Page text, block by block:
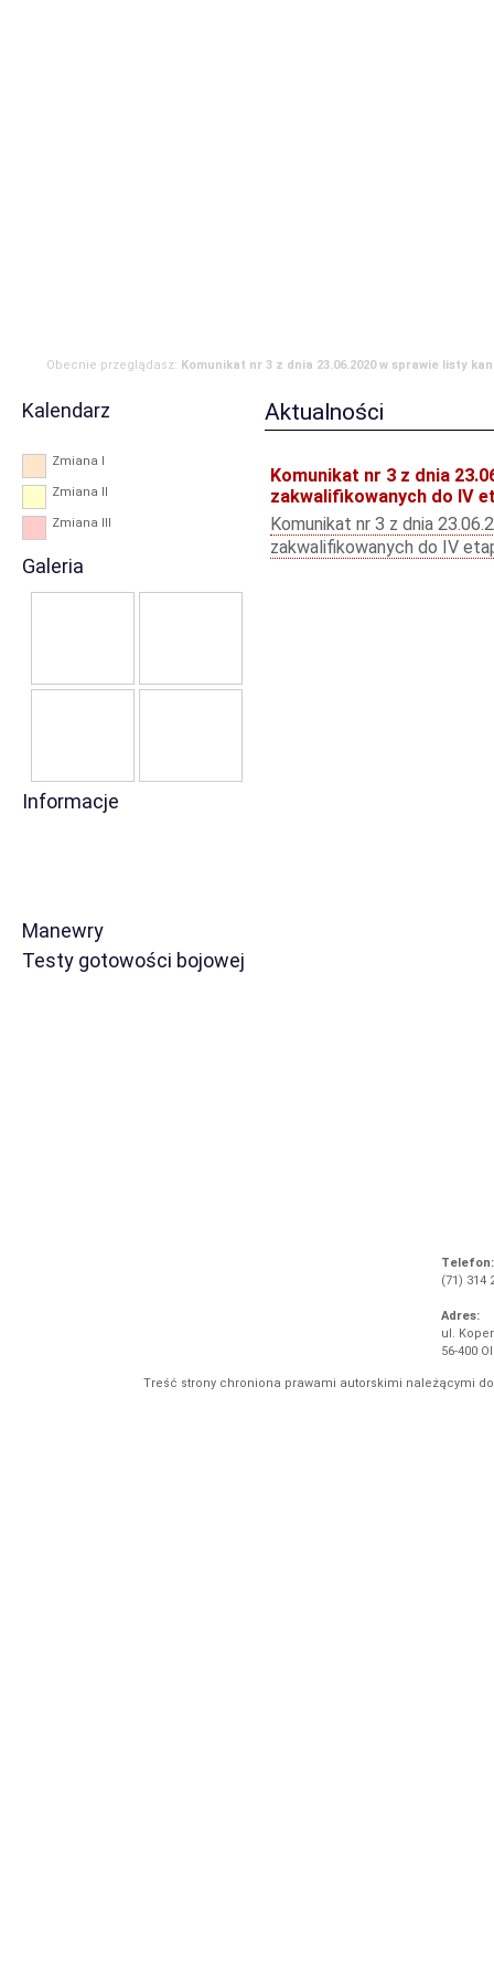
Obecnie przeglądasz: Komunikat nr 3 z dnia 23.06.2020 w sprawie listy
Kalendarz
Zmiana I
Zmiana II
Zmiana III
Galeria
Informacje
Manewry
Testy gotowości bojowej
Aktualności
Komunikat nr 3 z dnia
zakwalifikowanych do IV
Komunikat nr 3 z dnia
zakwalifikowanych do IV
Telefon:
(71) 314
Adres:
ul.
56-400
Treść strony chroniona prawami autorskimi należącymi